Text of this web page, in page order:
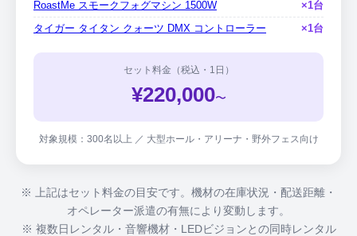
RoastMe スモークフォグマシン 1500W
×1台
タイガー タイタン クォーツ DMX コントローラー
×1台
セット料金（税込・1日）
¥220,000〜
対象規模：300名以上 ／ 大型ホール・アリーナ・野外フェス向け
※ 上記はセット料金の目安です。機材の在庫状況・配送距離・
オペレーター派遣の有無により変動します。
※ 複数日レンタル・音響機材・LEDビジョンとの同時レンタル